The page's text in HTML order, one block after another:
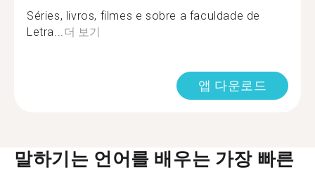
Séries, livros, filmes e sobre a faculdade de
Letra... 더 보기
앱 다운로드
말하기는 언어를 배우는 가장 빠른